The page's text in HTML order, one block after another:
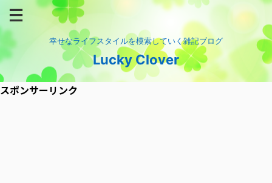
幸せなライフスタイルを模索していく雑記ブログ
Lucky Clover
スポンサーリンク